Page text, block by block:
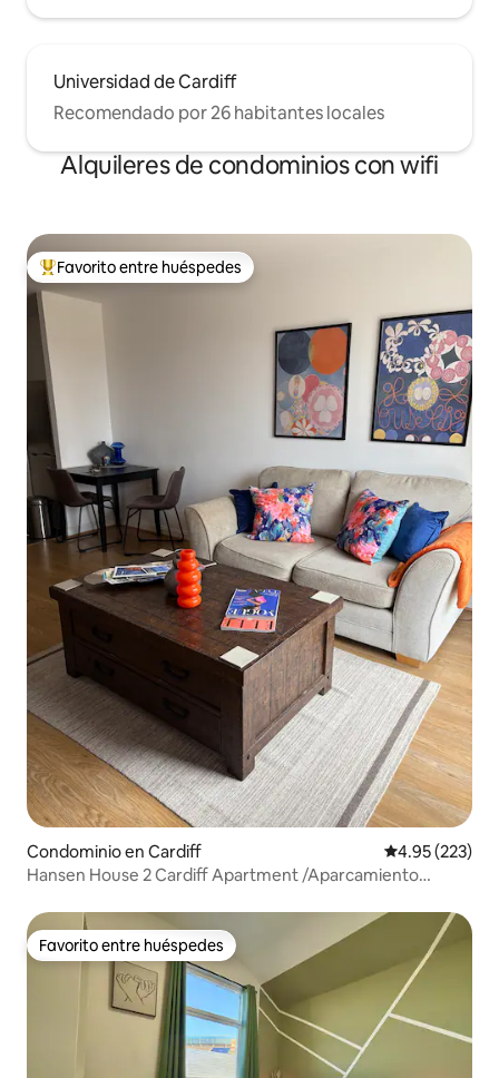
Universidad de Cardiff
Recomendado por 26 habitantes locales
Alquileres de condominios con wifi
De los mejores en Favorito entre huéspedes
Favorito entre huéspedes
Condominio en Cardiff Calificación
4.95 (223)
Hansen House 2 Cardiff Apartment /Aparcamiento
Favorito entre huéspedes
Favorito entre huéspedes